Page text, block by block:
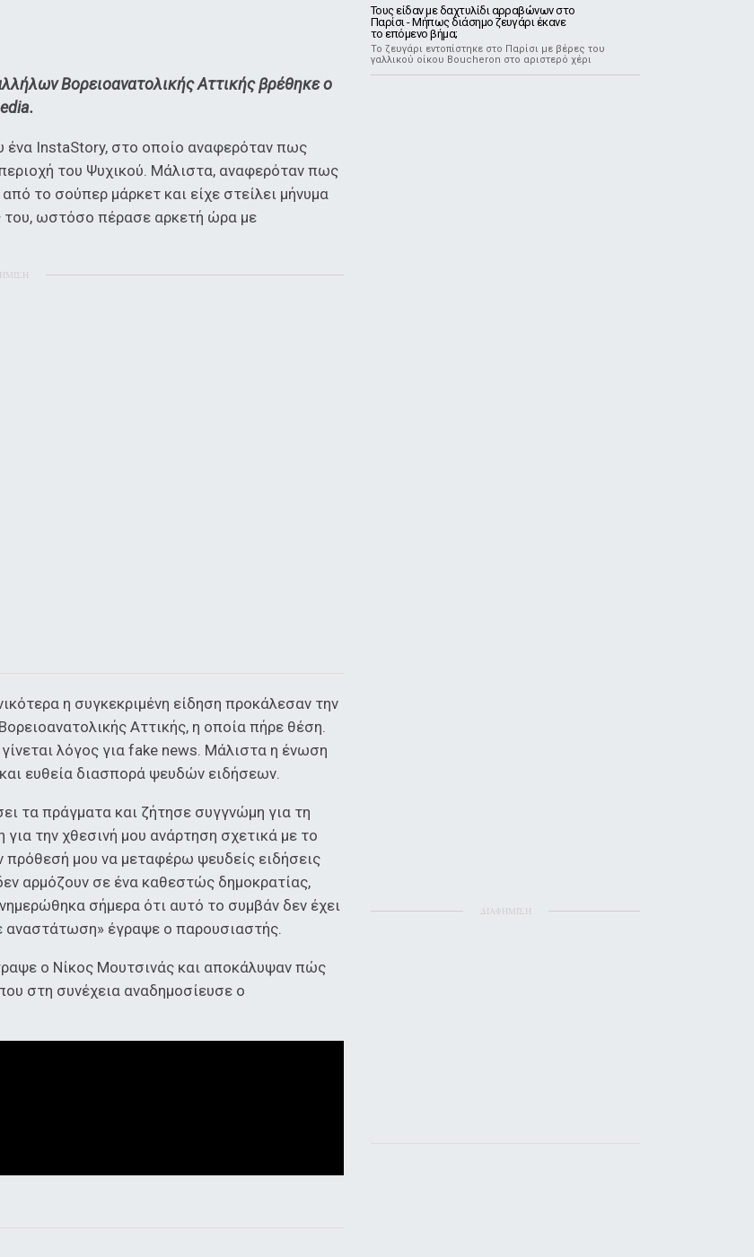
Βορειοανατολικής Αττικής βρέθηκε ο
InstaStory, στο οποίο αναφερόταν πως
του Ψυχικού. Μάλιστα, αναφερόταν πως
το σούπερ μάρκετ και είχε στείλει μήνυμα
του, ωστόσο πέρασε αρκετή ώρα με
η συγκεκριμένη είδηση προκάλεσαν την
Αττικής, η οποία πήρε θέση.
λόγος για fake news. Μάλιστα η ένωση
ευθεία διασπορά ψευδών ειδήσεων.
τα πράγματα και ζήτησε συγγνώμη για τη
την χθεσινή μου ανάρτηση σχετικά με το
μου να μεταφέρω ψευδείς ειδήσεις
αρμόζουν σε ένα καθεστώς δημοκρατίας,
σήμερα ότι αυτό το συμβάν δεν έχει
αναστάτωση» έγραψε ο παρουσιαστής.
ο Νίκος Μουτσινάς και αποκάλυψαν πώς
στη συνέχεια αναδημοσίευσε ο
Τους είδαν με δαχτυλίδι αρραβώνων στο
Παρίσι - Μήπως διάσημο ζευγάρι έκανε
το επόμενο βήμα;
Το ζευγάρι εντοπίστηκε στο Παρίσι με βέρες του
γαλλικού οίκου Boucheron στο αριστερό χέρι
ΔΙΑΦΗΜΙΣΗ